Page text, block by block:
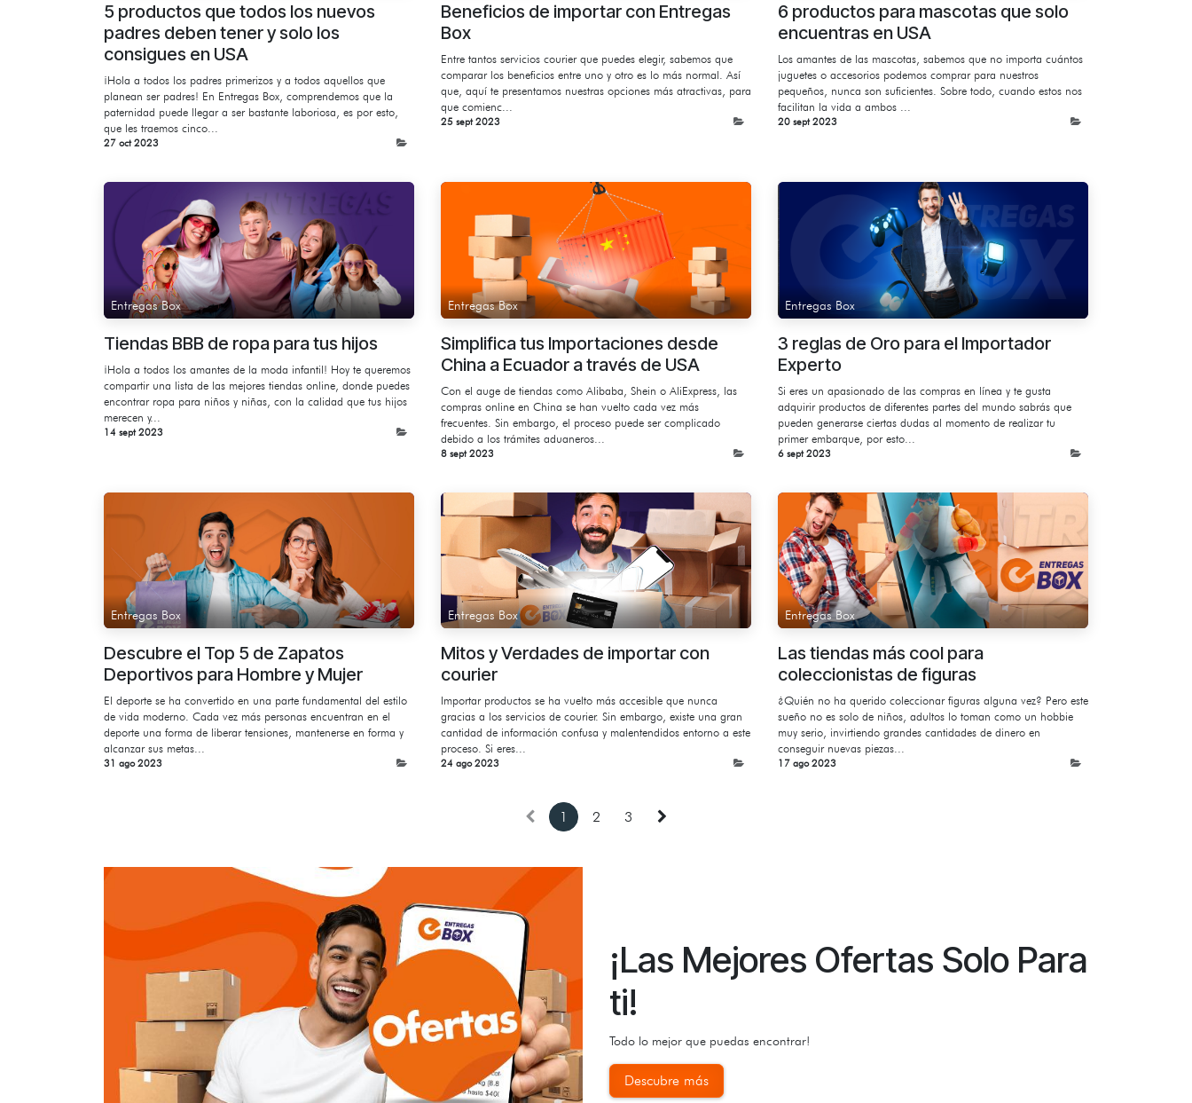
5 productos que todos los nuevos
padres deben tener y solo los
consigues en USA
¡Hola a todos los padres primerizos y a todos aquellos que
planean ser padres! En Entregas Box, comprendemos que la
paternidad puede llegar a ser bastante laboriosa, es por esto,
que les traemos cinco...
27 oct 2023
Beneficios de importar con Entregas
Box
Entre tantos servicios courier que puedes elegir, sabemos que
comparar los beneficios entre uno y otro es lo más normal. Así
que, aquí te presentamos nuestras opciones más atractivas, para
que comienc...
25 sept 2023
6 productos para mascotas que solo
encuentras en USA
Los amantes de las mascotas, sabemos que no importa cuántos
juguetes o accesorios podemos comprar para nuestros
pequeños, nunca son suficientes. Sobre todo, cuando estos nos
facilitan la vida a ambos ...
20 sept 2023
Entregas Box
Tiendas BBB de ropa para tus hijos
¡Hola a todos los amantes de la moda infantil! Hoy te queremos
compartir una lista de las mejores tiendas online, donde puedes
encontrar ropa para niños y niñas, con la calidad que tus hijos
merecen y...
14 sept 2023
Entregas Box
Simplifica tus Importaciones desde
China a Ecuador a través de USA
Con el auge de tiendas como Alibaba, Shein o AliExpress, las
compras online en China se han vuelto cada vez más
frecuentes. Sin embargo, el proceso puede ser complicado
debido a los trámites aduaneros...
8 sept 2023
Entregas Box
3 reglas de Oro para el Importador
Experto
Si eres un apasionado de las compras en línea y te gusta
adquirir productos de diferentes partes del mundo sabrás que
pueden generarse ciertas dudas al momento de realizar tu
primer embarque, por esto...
6 sept 2023
Entregas Box
Descubre el Top 5 de Zapatos
Deportivos para Hombre y Mujer
El deporte se ha convertido en una parte fundamental del estilo
de vida moderno. Cada vez más personas encuentran en el
deporte una forma de liberar tensiones, mantenerse en forma y
alcanzar sus metas...
31 ago 2023
Entregas Box
Mitos y Verdades de importar con
courier
Importar productos se ha vuelto más accesible que nunca
gracias a los servicios de courier. Sin embargo, existe una gran
cantidad de información confusa y malentendidos entorno a este
proceso. Si eres...
24 ago 2023
Entregas Box
Las tiendas más cool para
coleccionistas de figuras
¿Quién no ha querido coleccionar figuras alguna vez? Pero este
sueño no es solo de niños, adultos lo toman como un hobbie
muy serio, invirtiendo grandes cantidades de dinero en
conseguir nuevas piezas...
17 ago 2023
1 2 3
¡Las Mejores Ofertas Solo Para
ti!
Todo lo mejor que puedas encontrar!
Descubre más